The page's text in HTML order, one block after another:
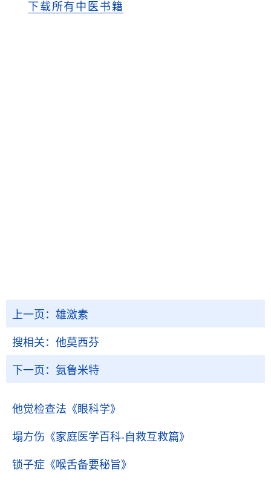
下载所有中医书籍
上一页： 雄激素
搜相关： 他莫西芬
下一页： 氨鲁米特
他觉检查法 《眼科学》
塌方伤 《家庭医学百科-自救互救篇》
锁子症 《喉舌备要秘旨》